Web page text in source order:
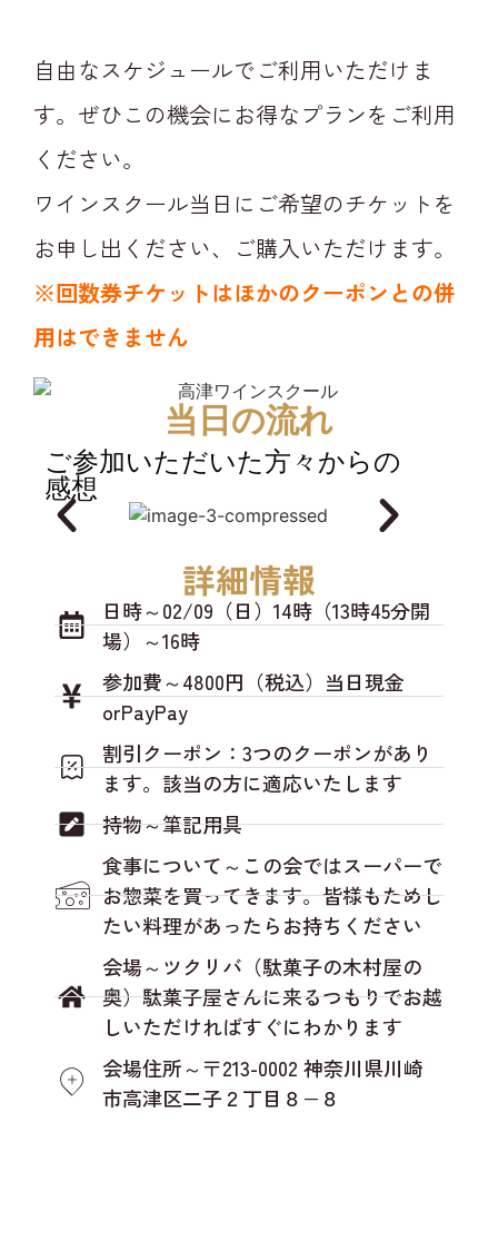
自由なスケジュールでご利用いただけま
す。ぜひこの機会にお得なプランをご利用
ください。
ワインスクール当日にご希望のチケットを
お申し出ください、ご購入いただけます。
※回数券チケットはほかのクーポンとの併
用はできません
当日の流れ
ご参加いただいた方々からの
感想
詳細情報
日時～02/09（日）14時（13時45分開
場）～16時
参加費～4800円（税込）当日現金
orPayPay
割引クーポン：3つのクーポンがあり
ます。該当の方に適応いたします
持物～筆記用具
食事について～この会ではスーパーで
お惣菜を買ってきます。皆様もためし
たい料理があったらお持ちください
会場～ツクリバ（駄菓子の木村屋の
奥）駄菓子屋さんに来るつもりでお越
しいただければすぐにわかります
会場住所～〒213-0002 神奈川県川崎
市高津区二子２丁目８−８